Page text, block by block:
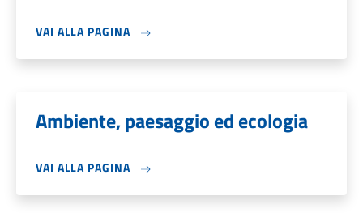
VAI ALLA PAGINA
Ambiente, paesaggio ed ecologia
VAI ALLA PAGINA